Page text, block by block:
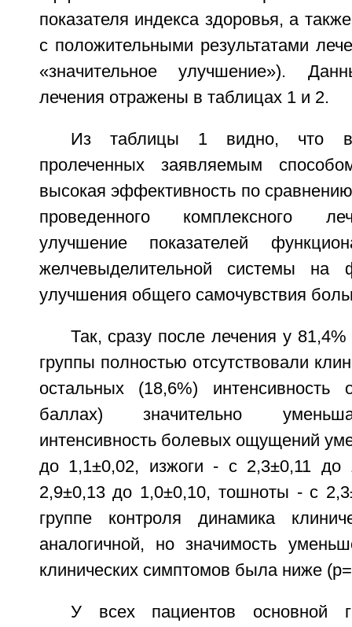
показателя индекса здоровья, а
с положительными результатами
«значительное улучшение»).
лечения отражены в таблицах 1 и 2.
Из таблицы 1 видно, что в
пролеченных заявляемым
высокая эффективность по
проведенного комплексного
улучшение показателей
желчевыделительной системы на
улучшения общего самочувствия
Так, сразу после лечения у
группы полностью отсутствовали
остальных (18,6%)
баллах) значительно
интенсивность болевых ощущений
до 1,1±0,02, изжоги - с 2,3±0,11 до
2,9±0,13 до 1,0±0,10, тошноты - с
группе контроля динамика
аналогичной, но значимость
клинических симптомов была ниже
У всех пациентов основной